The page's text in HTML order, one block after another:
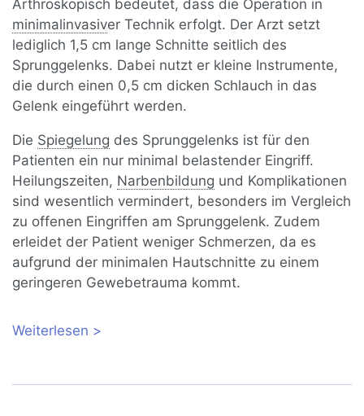
Arthroskopisch bedeutet, dass die Operation in
minimalinvasiver Technik erfolgt. Der Arzt setzt
lediglich 1,5 cm lange Schnitte seitlich des
Sprunggelenks. Dabei nutzt er kleine Instrumente,
die durch einen 0,5 cm dicken Schlauch in das
Gelenk eingeführt werden.
Die Spiegelung des Sprunggelenks ist für den
Patienten ein nur minimal belastender Eingriff.
Heilungszeiten, Narbenbildung und Komplikationen
sind wesentlich vermindert, besonders im Vergleich
zu offenen Eingriffen am Sprunggelenk. Zudem
erleidet der Patient weniger Schmerzen, da es
aufgrund der minimalen Hautschnitte zu einem
geringeren Gewebetrauma kommt.
Weiterlesen über Arthroskopie des Sprunggelenks